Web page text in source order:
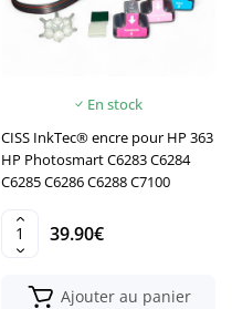
En stock
CISS InkTec® encre pour HP 363
HP Photosmart C6283 C6284
C6285 C6286 C6288 C7100
39.90€
Ajouter au panier